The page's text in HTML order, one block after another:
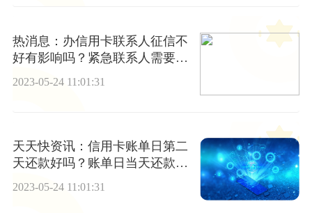
热消息：办信用卡联系人征信不
好有影响吗？紧急联系人需要查
征信吗？
2023-05-24 11:01:31
天天快资讯：信用卡账单日第二
天还款好吗？账单日当天还款有
效吗？
2023-05-24 11:01:31